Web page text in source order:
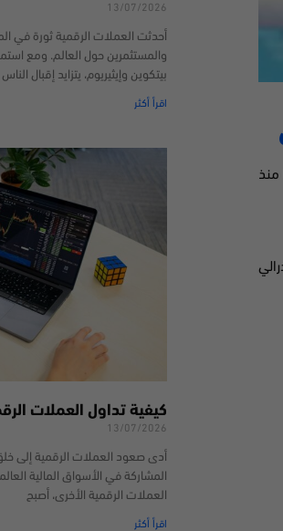
منذ
13/07/2026
أحدثت العملات الرقمية ثورة في
والمستثمرين حول العالم. ومع
بيتكوين وإيثيريوم، يتزايد إقبال الناس
اقرأ أكثر
كيفية تداول العملات
13/07/2026
أدى صعود العملات الرقمية إلى
المشاركة في الأسواق المالية
العملات الرقمية الأخرى، أصبح
اقرأ أكثر